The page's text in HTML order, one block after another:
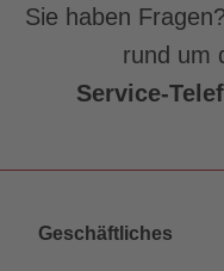
Haltestelle
Sie haben
rund um
Service-
Geschäftliches